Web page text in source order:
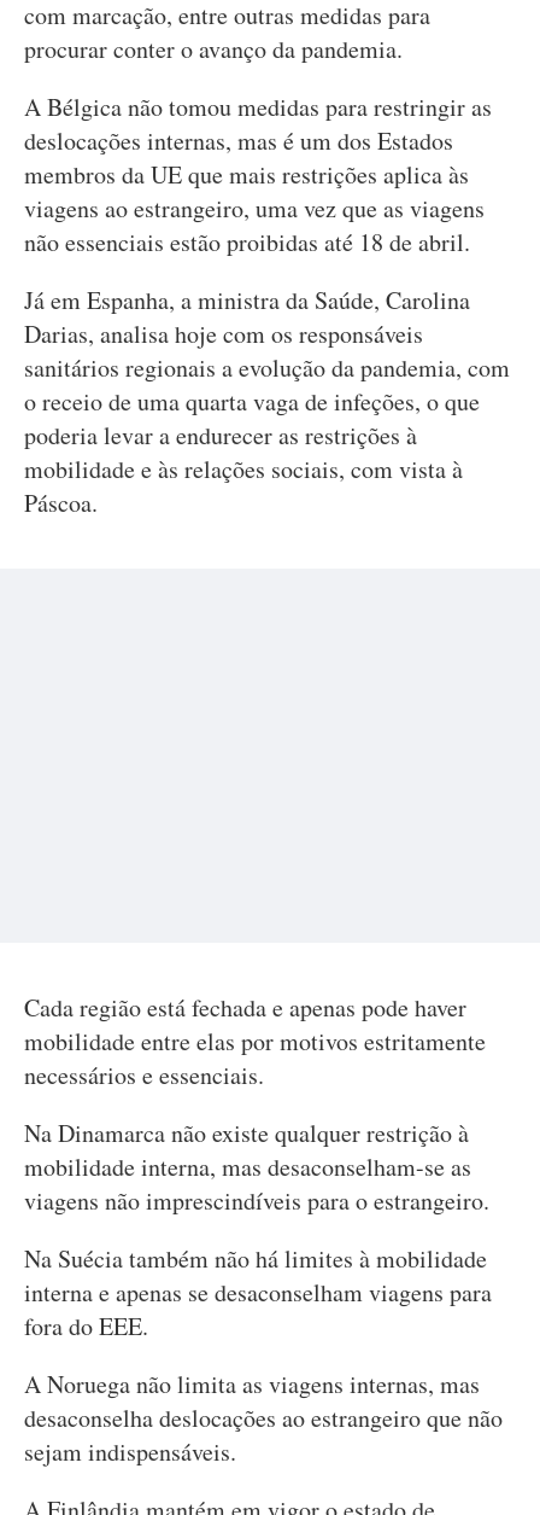
com marcação, entre outras medidas para
procurar conter o avanço da pandemia.
A Bélgica não tomou medidas para restringir as
deslocações internas, mas é um dos Estados
membros da UE que mais restrições aplica às
viagens ao estrangeiro, uma vez que as viagens
não essenciais estão proibidas até 18 de abril.
Já em Espanha, a ministra da Saúde, Carolina
Darias, analisa hoje com os responsáveis
sanitários regionais a evolução da pandemia, com
o receio de uma quarta vaga de infeções, o que
poderia levar a endurecer as restrições à
mobilidade e às relações sociais, com vista à
Páscoa.
Cada região está fechada e apenas pode haver
mobilidade entre elas por motivos estritamente
necessários e essenciais.
Na Dinamarca não existe qualquer restrição à
mobilidade interna, mas desaconselham-se as
viagens não imprescindíveis para o estrangeiro.
Na Suécia também não há limites à mobilidade
interna e apenas se desaconselham viagens para
fora do EEE.
A Noruega não limita as viagens internas, mas
desaconselha deslocações ao estrangeiro que não
sejam indispensáveis.